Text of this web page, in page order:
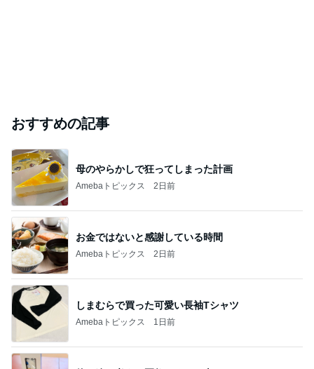
おすすめの記事
母のやらかしで狂ってしまった計画
Amebaトピックス 2日前
お金ではないと感謝している時間
Amebaトピックス 2日前
しまむらで買った可愛い長袖Tシャツ
Amebaトピックス 1日前